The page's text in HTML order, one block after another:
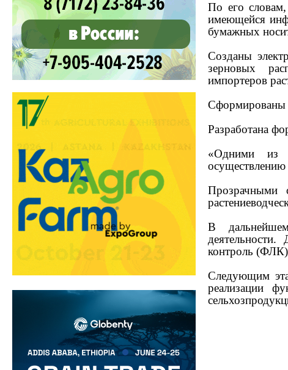
По его
имеющейся
бумажных
Созданы
зерновых
импортеров
Сформированы
Разработана
«Одними из
осуществлению
Прозрачными
В
контроль
Следующим
реализации